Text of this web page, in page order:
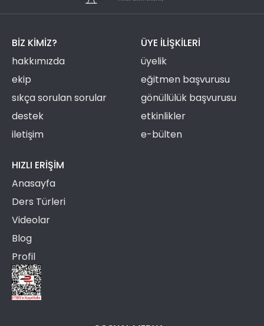
BIZ KIMIZ?
hakkımızda
ekip
sıkça sorulan sorular
destek
iletişim
ÜYE ILIŞKILERI
üyelik
eğitmen başvurusu
gönüllülük başvurusu
etkinlikler
e-bülten
HIZLI ERIŞIM
Anasayfa
Ders Türleri
Videolar
Blog
Profil